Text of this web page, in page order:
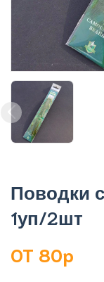
Поводки
1уп/2шт
OT 80p